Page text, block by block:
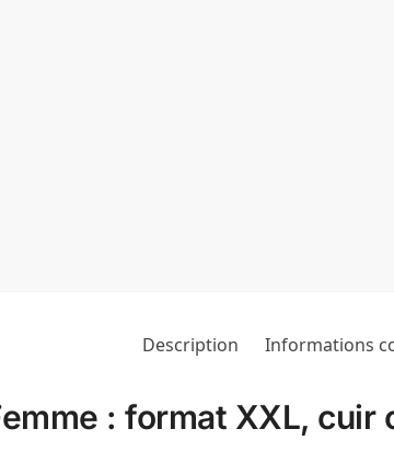
Description Informations
: format XXL, cuir